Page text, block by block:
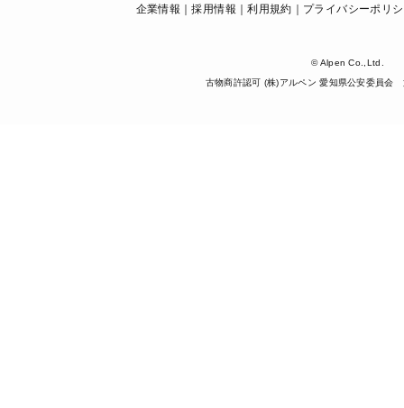
企業情報 採用情報 利用規約 プライバシーポリ
© Alpen Co.,Ltd.
古物商許認可 (株)アルペン 愛知県公安委員